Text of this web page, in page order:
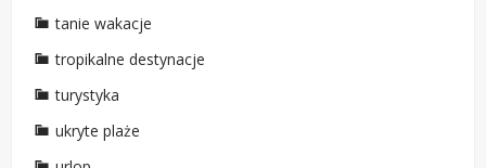
tanie wakacje
tropikalne destynacje
turystyka
ukryte plaże